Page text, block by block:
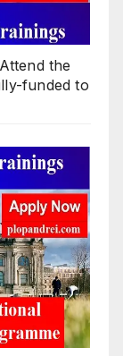
the
funded to